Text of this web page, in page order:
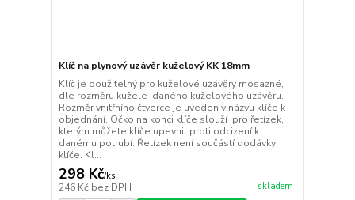
Klíč na plynový uzávěr kuželový KK 18mm
Klíč je použitelný pro kuželové uzávěry mosazné,
dle rozměru kužele daného kuželového uzávěru.
Rozměr vnitřního čtverce je uveden v názvu klíče k
objednání. Očko na konci klíče slouží pro řetízek,
kterým můžete klíče upevnit proti odcizení k
danému potrubí. Řetízek není součástí dodávky
klíče. Kl...
298 Kč/ks
246 Kč bez DPH skladem